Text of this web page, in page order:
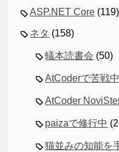
ASP.NET Core (119)
ネタ (158)
蟻本読書会 (50)
AtCoderで苦戦中
AtCoder
paizaで修行中
猫並みの知能を